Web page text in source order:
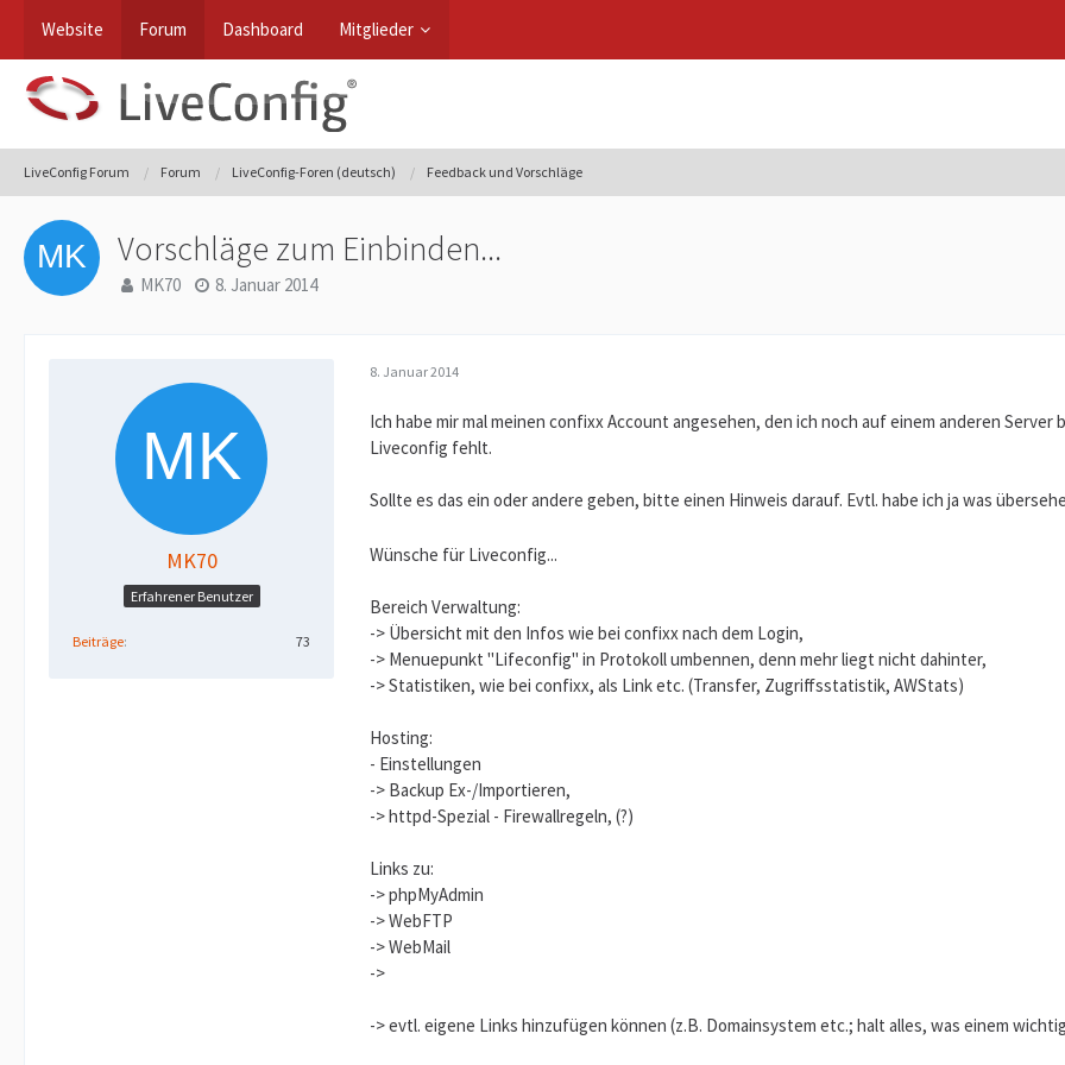
Website Forum Dashboard Mitglieder
LiveConfig Forum Forum LiveConfig-Foren (deutsch) Feedback und Vorschläge
Vorschläge zum Einbinden...
MK70 8. Januar 2014
MK70
Erfahrener Benutzer
Beiträge 73
8. Januar 2014
Ich habe mir mal meinen confixx Account angesehen, den ich noch auf einem anderen
Liveconfig fehlt.
Sollte es das ein oder andere geben, bitte einen Hinweis darauf. Evtl. habe ich ja was
Wünsche für Liveconfig...
Bereich Verwaltung:
-> Übersicht mit den Infos wie bei confixx nach dem Login,
-> Menuepunkt "Lifeconfig" in Protokoll umbennen, denn mehr liegt nicht dahinter,
-> Statistiken, wie bei confixx, als Link etc. (Transfer, Zugriffsstatistik, AWStats)
Hosting:
- Einstellungen
-> Backup Ex-/Importieren,
-> httpd-Spezial - Firewallregeln, (?)
Links zu:
-> phpMyAdmin
-> WebFTP
-> WebMail
->
-> evtl. eigene Links hinzufügen können (z.B. Domainsystem etc.; halt alles, was einem